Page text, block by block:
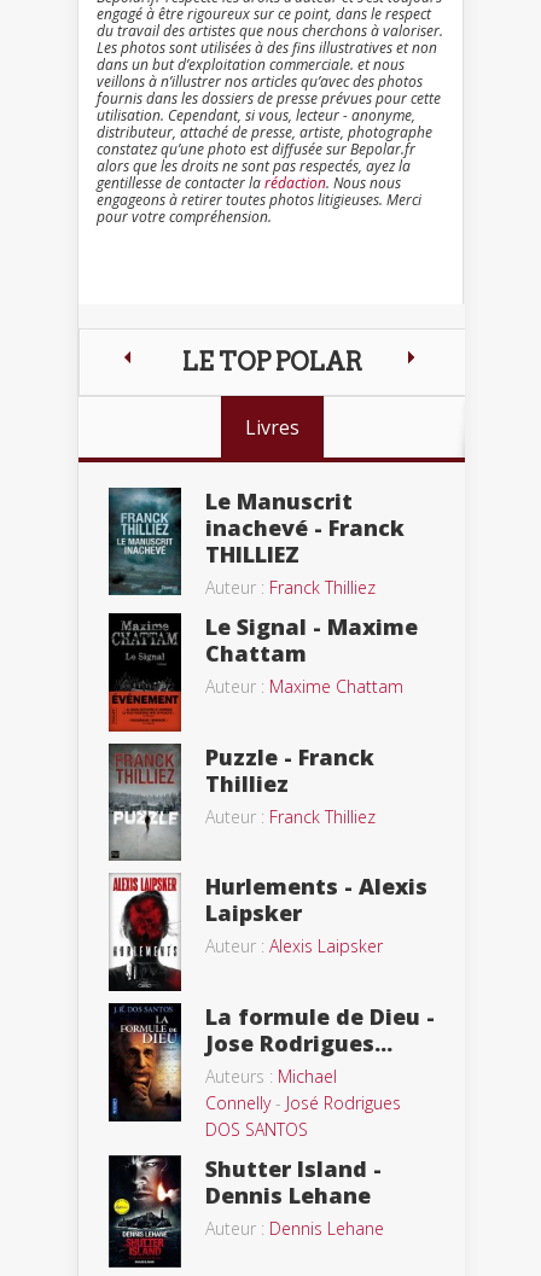
engagé à être rigoureux sur ce point, dans le respect
du travail des artistes que nous cherchons à valoriser.
Les photos sont utilisées à des fins illustratives et non
dans un but d’exploitation commerciale. et nous
veillons à n’illustrer nos articles qu’avec des photos
fournis dans les dossiers de presse prévues pour cette
utilisation. Cependant, si vous, lecteur - anonyme,
distributeur, attaché de presse, artiste, photographe
constatez qu’une photo est diffusée sur Bepolar.fr
alors que les droits ne sont pas respectés, ayez la
gentillesse de contacter larédaction. Nous nous
engageons à retirer toutes photos litigieuses. Merci
pour votre compréhension.
LE TOP POLAR
Livres
Le Manuscrit
inachevé - Franck
THILLIEZ
Auteur : Franck Thilliez
Le Signal - Maxime
Chattam
Auteur : Maxime Chattam
Puzzle - Franck
Thilliez
Auteur : Franck Thilliez
Hurlements - Alexis
Laipsker
Auteur : Alexis Laipsker
La formule de Dieu -
Jose Rodrigues...
Auteurs : Michael
Connelly- José Rodrigues
DOS SANTOS
Shutter Island -
Dennis Lehane
Auteur : Dennis Lehane